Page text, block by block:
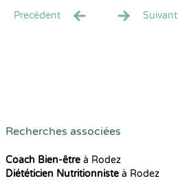
Precédent Suivant
Recherches associées
Coach Bien-être à Rodez
Diététicien Nutritionniste à Rodez